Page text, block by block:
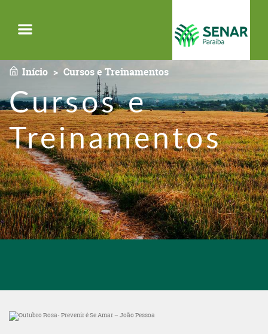
Início Cursos e Treinamentos
Cursos e
Treinamentos